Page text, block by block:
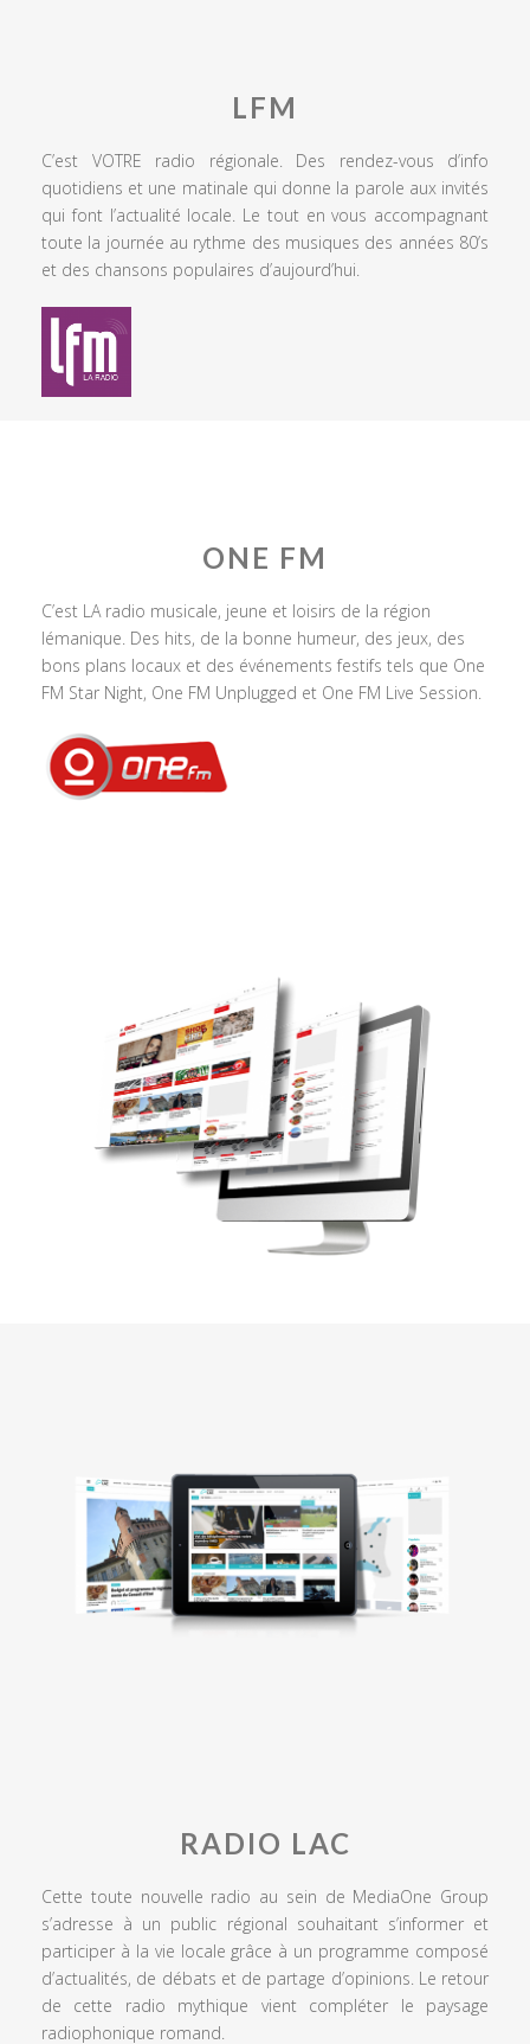
LFM
C’est VOTRE radio régionale. Des rendez-vous d’info
quotidiens et une matinale qui donne la parole aux invités
qui font l’actualité locale. Le tout en vous accompagnant
toute la journée au rythme des musiques des années 80’s
et des chansons populaires d’aujourd’hui.
ONE FM
C’est LA radio musicale, jeune et loisirs de la région
lémanique. Des hits, de la bonne humeur, des jeux, des
bons plans locaux et des événements festifs tels que One
FM Star Night, One FM Unplugged et One FM Live Session.
RADIO LAC
Cette toute nouvelle radio au sein de MediaOne Group
s’adresse à un public régional souhaitant s’informer et
participer à la vie locale grâce à un programme composé
d’actualités, de débats et de partage d’opinions. Le retour
de cette radio mythique vient compléter le paysage
radiophonique romand.